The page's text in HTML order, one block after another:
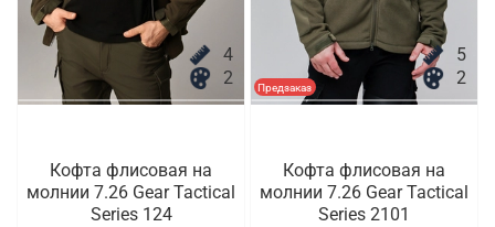
4
2
Кофта флисовая на
молнии 7.26 Gear Tactical
Series 124
Предзаказ
5
2
Кофта флисовая на
молнии 7.26 Gear Tactical
Series 2101